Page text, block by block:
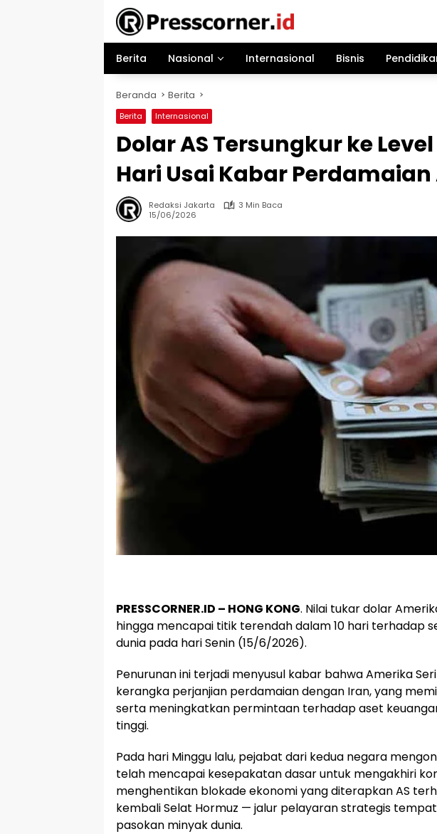
Berita Nasional Internasional Bisnis
Beranda Berita
Berita Internasional
Dolar AS Tersungkur ke
Hari Usai Kabar Perdamaian
Redaksi Jakarta
3 Min Baca
15/06/2026
PRESSCORNER.ID – HONG KONG. Nilai tukar dolar
hingga mencapai titik terendah dalam 10 hari terhadap
dunia pada hari Senin (15/6/2026).
Penurunan ini terjadi menyusul kabar bahwa Amerika
kerangka perjanjian perdamaian dengan Iran, yang
serta meningkatkan permintaan terhadap aset
tinggi.
Pada hari Minggu lalu, pejabat dari kedua negara
telah mencapai kesepakatan dasar untuk mengakhiri
menghentikan blokade ekonomi yang diterapkan AS
kembali Selat Hormuz — jalur pelayaran strategis
pasokan minyak dunia.